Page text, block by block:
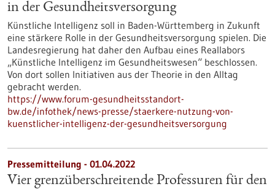
in der Gesundheitsversorgung
Künstliche Intelligenz soll in Baden-Württemberg in Zukunft
eine stärkere Rolle in der Gesundheitsversorgung spielen. Die
Landesregierung hat daher den Aufbau eines Reallabors
„Künstliche Intelligenz im Gesundheitswesen“ beschlossen.
Von dort sollen Initiativen aus der Theorie in den Alltag
gebracht werden.
https://www.forum-gesundheitsstandort-
bw.de/infothek/news-presse/staerkere-nutzung-von-
kuenstlicher-intelligenz-der-gesundheitsversorgung
Pressemitteilung - 01.04.2022
Vier grenzüberschreitende Professuren für den